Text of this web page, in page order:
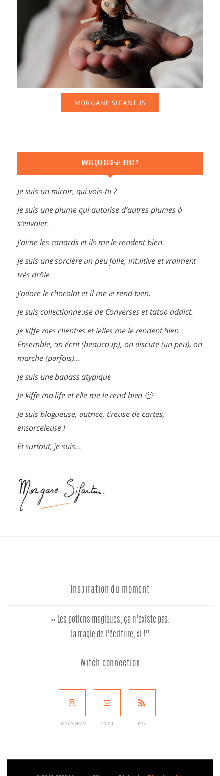
MORGANE SIFANTUS
MAIS QUI SUIS-JE DONC ?
Je suis un miroir, qui vois-tu ?
Je suis une plume qui autorise d’autres plumes à
s’envoler.
J’aime les canards et ils me le rendent bien.
Je suis une sorcière un peu folle, intuitive et vraiment
très drôle.
J’adore le chocolat et il me le rend bien.
Je suis collectionneuse de Converses et tatoo addict.
Je kiffe mes client·es et ielles me le rendent bien.
Ensemble, on écrit (beaucoup), on discute (un peu), on
marche (parfois)…
Je suis une badass atypique
Je kiffe ma life et elle me le rend bien 🙂
Je suis blogueuse, autrice, tireuse de cartes,
ensorceleuse !
Et surtout, je suis…
Inspiration du moment
« Les potions magiques, ça n’existe pas.
La magie de l’écriture, si !”
Witch connection
INSTAGRAM EMAIL RSS